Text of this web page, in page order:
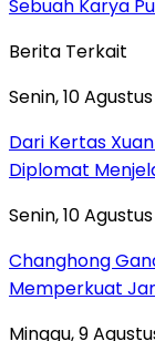
Sebuah Karya
Berita Terkait
Senin, 10
Dari Kertas
Diplomat
Senin, 10
Changhong
Memperkuat
Minggu, 9